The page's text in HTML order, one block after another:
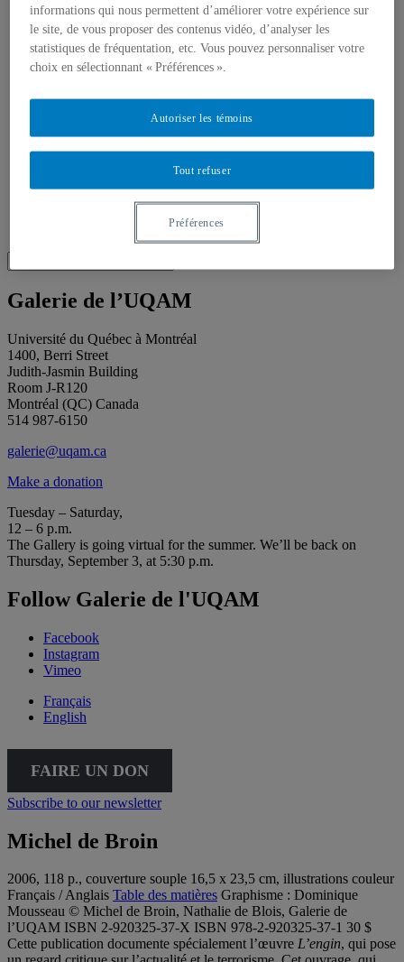
About Éditions les petits carnets
News
About
Accessibility
Mandate
Project Proposals
Recherche placeholder
for:
Search
Galerie de l’UQAM
Université du Québec à Montréal
1400, Berri Street
Judith-Jasmin Building
Room J-R120
Montréal (QC) Canada
514 987-6150
galerie@uqam.ca
Make a donation
Tuesday – Saturday,
12 – 6 p.m.
The Gallery is going virtual for the summer. We’ll be back on
Thursday, September 3, at 5:30 p.m.
Follow Galerie de l'UQAM
Facebook
Instagram
Vimeo
Français
English
FAIRE UN DON
Subscribe to our newsletter
Michel de Broin
2006, 118 p., couverture souple 16,5 x 23,5 cm, illustrations couleur
Français / Anglais Table des matières Graphisme : Dominique
Mousseau © Michel de Broin, Nathalie de Blois, Galerie de
l’UQAM ISBN 2-920325-37-X ISBN 978-2-920325-37-1 30 $
Cette publication documente spécialement l’œuvre L’engin, qui pose
informations qui nous permettent d’améliorer votre expérience sur
le site, de vous proposer des contenus vidéo, d’analyser les
statistiques de fréquentation, etc. Vous pouvez personnaliser votre
choix en sélectionnant « Préférences ».
Tout refuser
Autoriser les témoins
Préférences